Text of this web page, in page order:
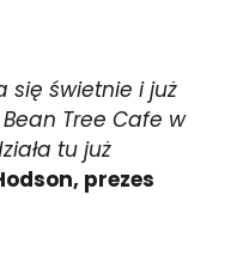
się świetnie i już
Tree Cafe w
tu już
prezes